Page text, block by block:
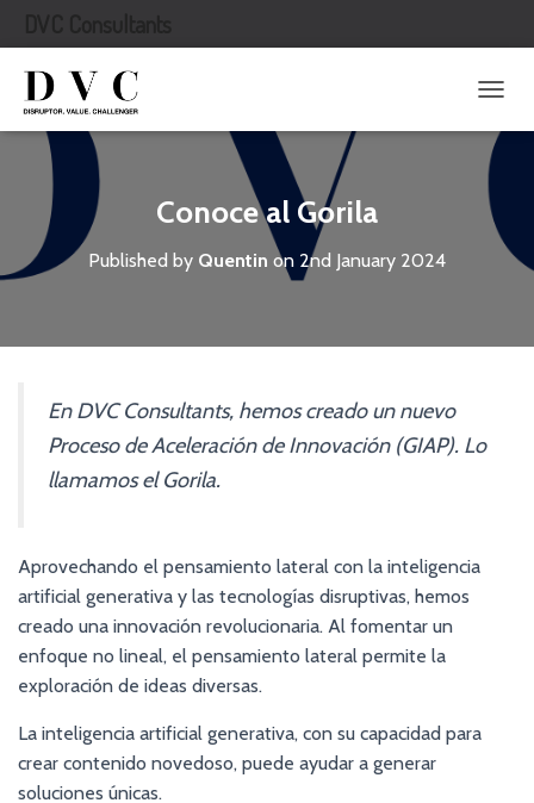
O
G
E
Conoce al Gorila
Published by Quentin on 2nd January 2024
En DVC Consultants, hemos creado un nuevo
Proceso de Aceleración de Innovación (GIAP). Lo
llamamos el Gorila.
Aprovechando el pensamiento lateral con la inteligencia
artificial generativa y las tecnologías disruptivas, hemos
creado una innovación revolucionaria. Al fomentar un
enfoque no lineal, el pensamiento lateral permite la
exploración de ideas diversas.
La inteligencia artificial generativa, con su capacidad para
crear contenido novedoso, puede ayudar a generar
soluciones únicas.